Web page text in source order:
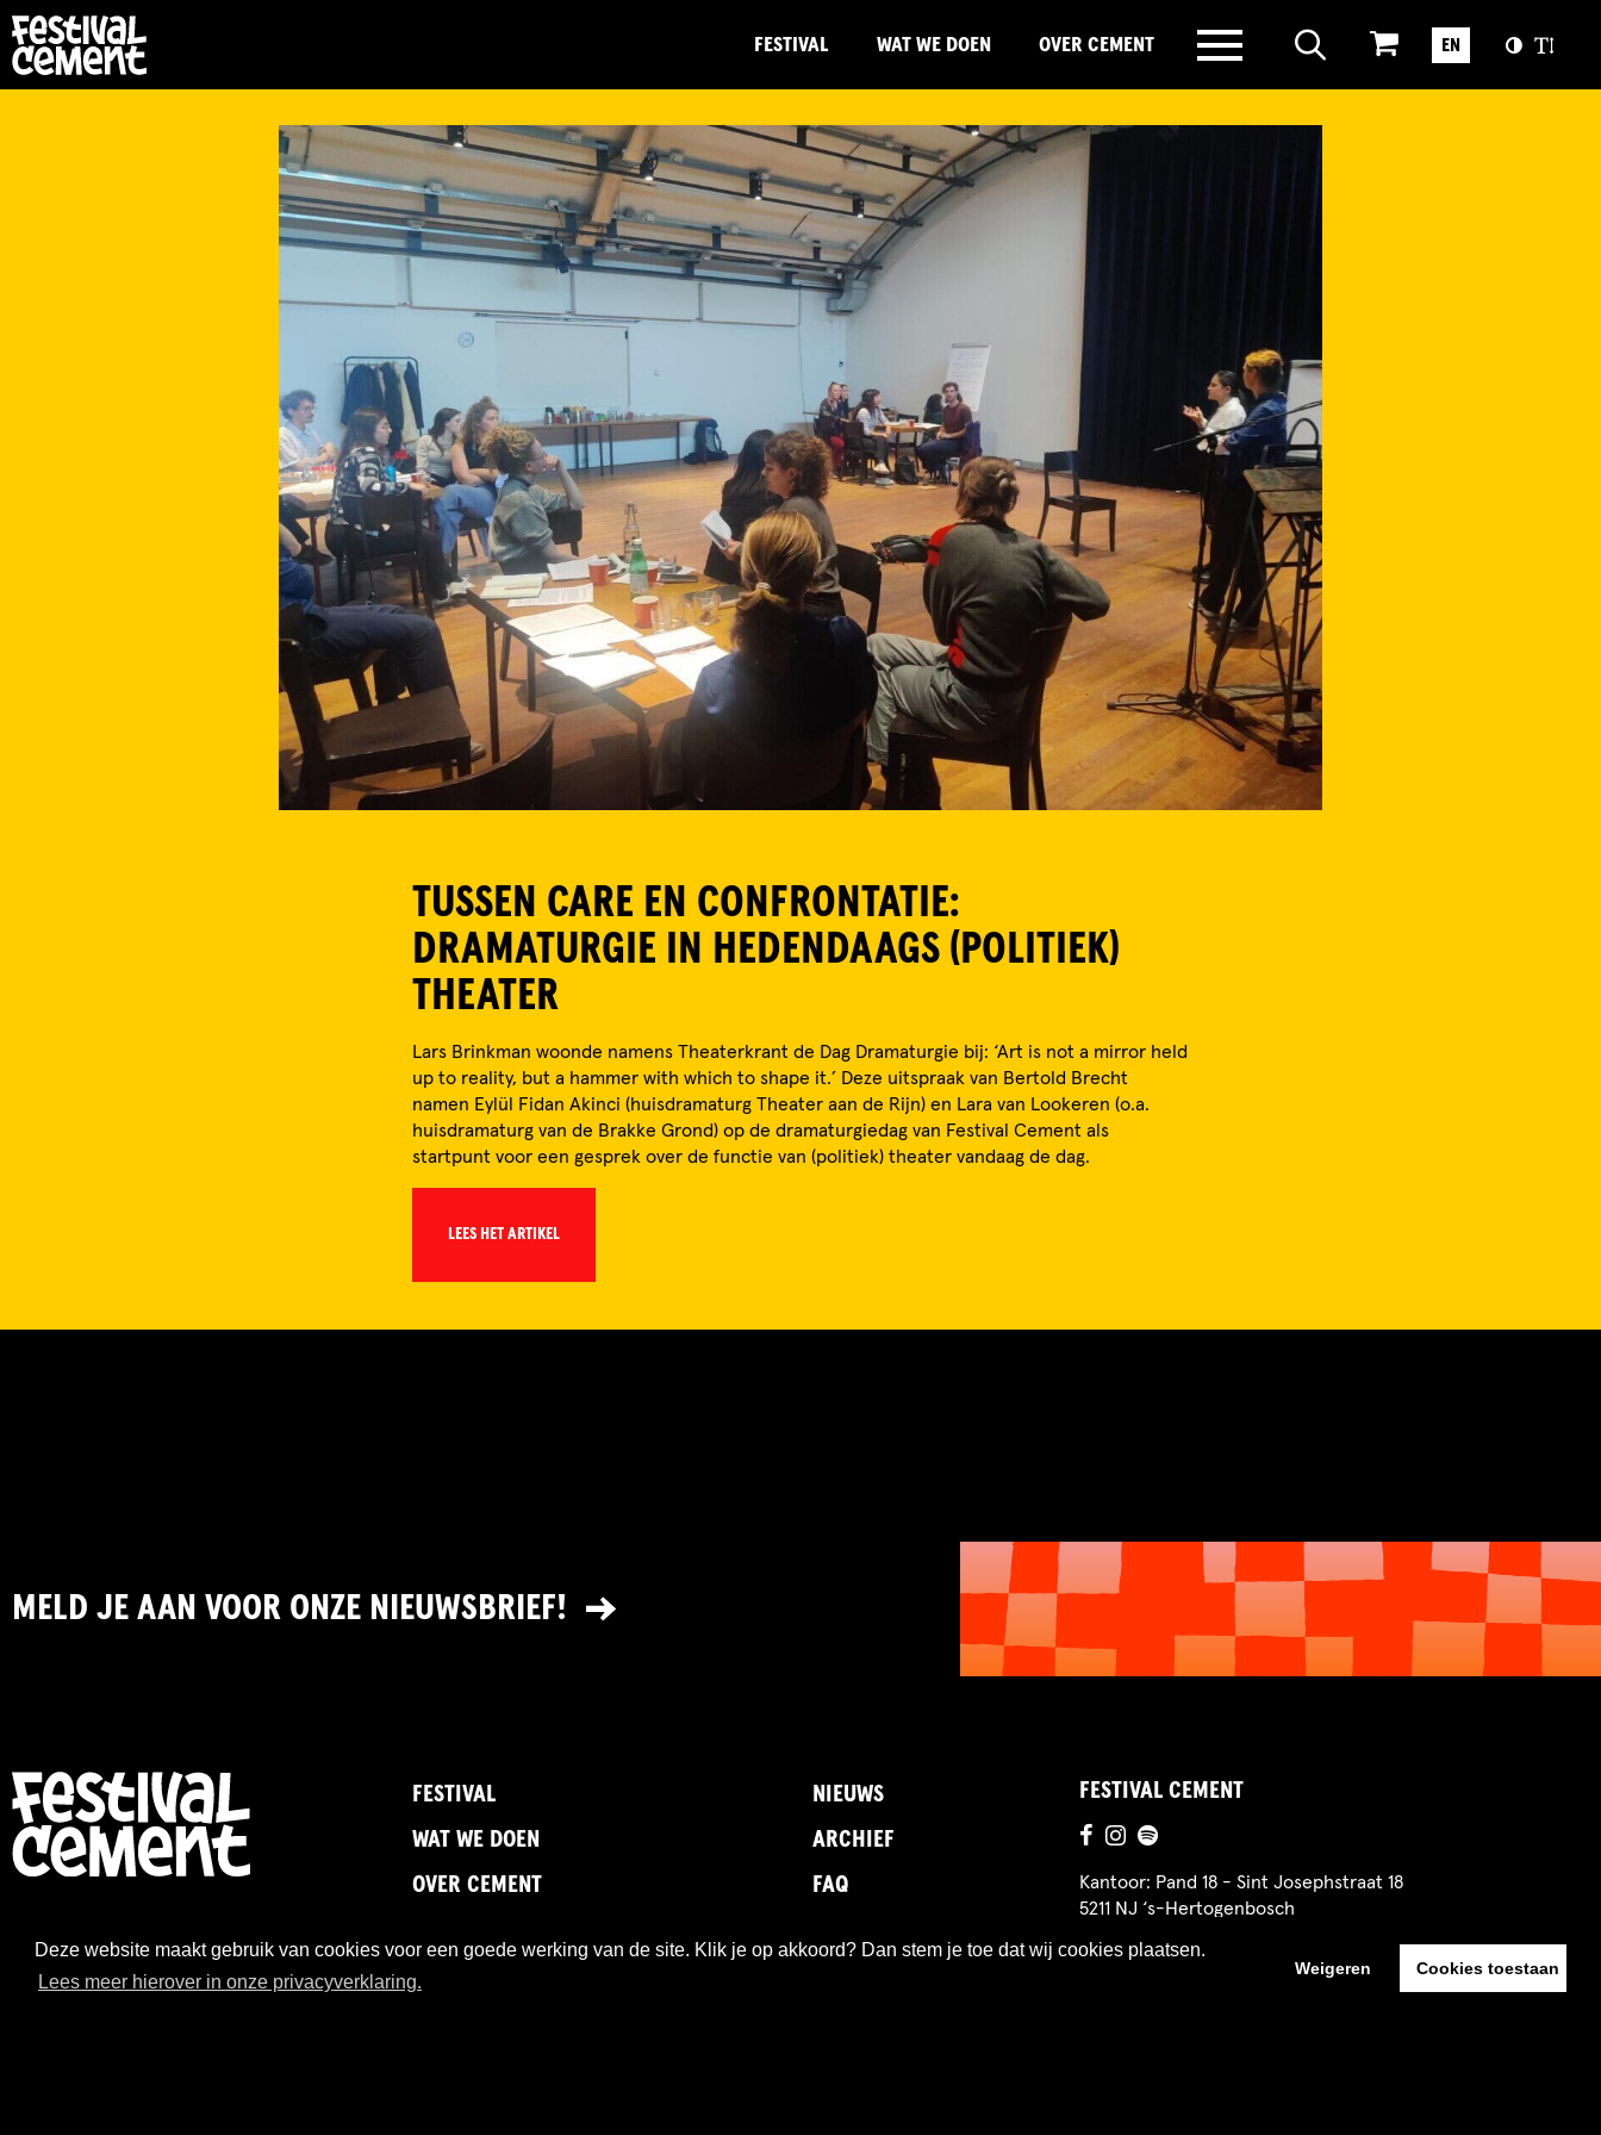
Deze website maakt gebruik van cookies voor een goede werking van de site. Klik je op akkoord? Dan stem je toe dat wij cookies plaatsen.
Lees meer hierover in onze privacyverklaring.
Weigeren Cookies toestaan
FESTIVAL WAT WE DOEN OVER CEMENT EN
TUSSEN CARE EN CONFRONTATIE:
DRAMATURGIE IN HEDENDAAGS (POLITIEK)
THEATER
Lars Brinkman woonde namens Theaterkrant de Dag Dramaturgie bij: ‘Art is not a mirror held
up to reality, but a hammer with which to shape it.’ Deze uitspraak van Bertold Brecht
namen Eylül Fidan Akinci (huisdramaturg Theater aan de Rijn) en Lara van Lookeren (o.a.
huisdramaturg van de Brakke Grond) op de dramaturgiedag van Festival Cement als
startpunt voor een gesprek over de functie van (politiek) theater vandaag de dag.
LEES HET ARTIKEL
MELD JE AAN VOOR ONZE NIEUWSBRIEF!
FESTIVAL
WAT WE DOEN
OVER CEMENT
NIEUWS
ARCHIEF
FAQ
FESTIVAL CEMENT
Kantoor: Pand 18 - Sint Josephstraat 18
5211 NJ ‘s-Hertogenbosch